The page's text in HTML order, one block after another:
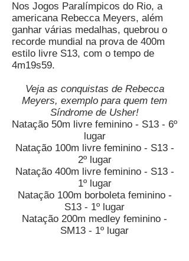
Nos Jogos Paralímpicos do Rio, a
americana Rebecca Meyers, além
ganhar várias medalhas, quebrou o
recorde mundial na prova de 400m
estilo livre S13, com o tempo de
4m19s59.
Veja as conquistas de Rebecca
Meyers, exemplo para quem tem
Síndrome de Usher!
Natação 50m livre feminino - S13 - 6º
lugar
Natação 100m livre feminino - S13 -
2º lugar
Natação 400m livre feminino - S13 -
1º lugar
Natação 100m borboleta feminino -
S13 - 1º lugar
Natação 200m medley feminino -
SM13 - 1º lugar